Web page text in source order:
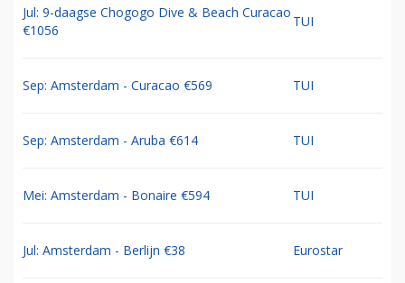
Jul: 9-daagse Chogogo Dive & Beach Curacao
€1056
TUI
Sep: Amsterdam - Curacao €569 TUI
Sep: Amsterdam - Aruba €614 TUI
Mei: Amsterdam - Bonaire €594 TUI
Jul: Amsterdam - Berlijn €38 Eurostar